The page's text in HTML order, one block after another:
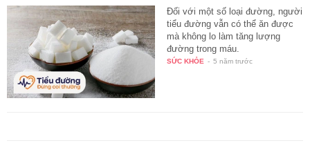
Đối với một số loại đường, người
tiểu đường vẫn có thể ăn được
mà không lo làm tăng lượng
đường trong máu.
SỨC KHỎE - 5 năm trước